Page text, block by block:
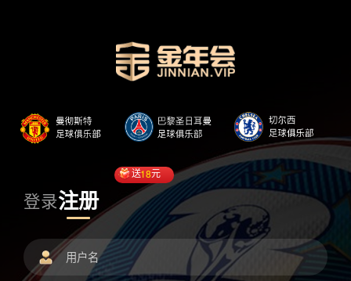
登录注册
送18元